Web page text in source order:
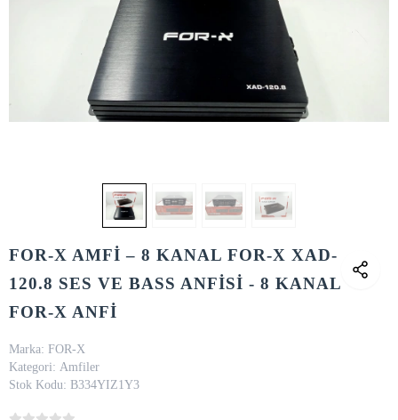
FOR-X AMFİ – 8 KANAL FOR-X XAD-
120.8 SES VE BASS ANFİSİ - 8 KANAL
FOR-X ANFİ
Marka: FOR-X
Kategori: Amfiler
Stok Kodu: B334YIZ1Y3